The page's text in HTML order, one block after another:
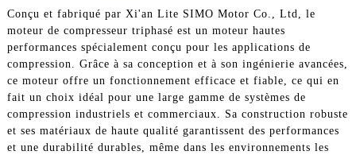
Conçu et fabriqué par Xi'an Lite SIMO Motor Co., Ltd, le
moteur de compresseur triphasé est un moteur hautes
performances spécialement conçu pour les applications de
compression. Grâce à sa conception et à son ingénierie avancées,
ce moteur offre un fonctionnement efficace et fiable, ce qui en
fait un choix idéal pour une large gamme de systèmes de
compression industriels et commerciaux. Sa construction robuste
et ses matériaux de haute qualité garantissent des performances
et une durabilité durables, même dans les environnements les